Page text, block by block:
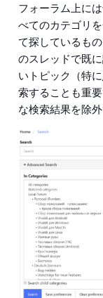
フォーラム上に
べてのカテゴリ
て探しているも
のスレッドで既
いトピック（特に
索することも重要
な検索結果を除外